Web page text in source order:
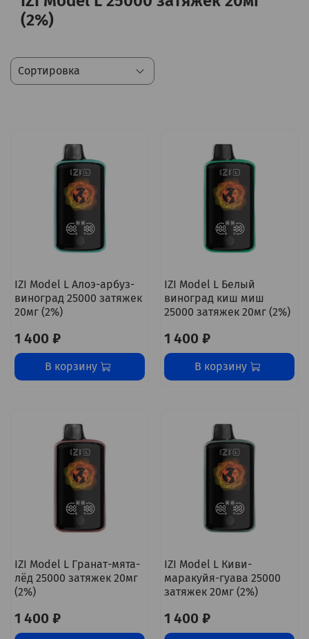
(2%)
IZI Model L Алоэ-арбуз-
виноград 25000 затяжек
20мг (2%)
1 400 ₽
В корзину
IZI Model L Белый
виноград киш миш
25000 затяжек 20мг (2%)
1 400 ₽
В корзину
IZI Model L Гранат-мята-
лёд 25000 затяжек 20мг
(2%)
1 400 ₽
IZI Model L Киви-
маракуйя-гуава 25000
затяжек 20мг (2%)
1 400 ₽